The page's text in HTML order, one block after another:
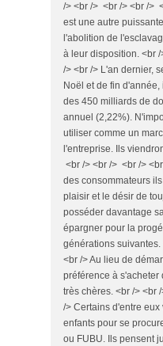
/> <br /> <br /> <br />
est une autre
l'abolition de
à leur disposition. <br
/> <br /> L'an dernier,
Noël et de fin
des 450 milliards de
annuel (2,22%).
utiliser comme un
l'entreprise. Ils
<br /> <br /> <br />
des consommateurs
plaisir et le désir de
posséder davantage
épargner pour la
générations
<br /> Au lieu de
préférence à
très chères. <br /> <br
/> Certains d'entre
enfants pour se
ou FUBU. Ils pensent